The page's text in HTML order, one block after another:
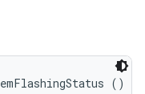
()